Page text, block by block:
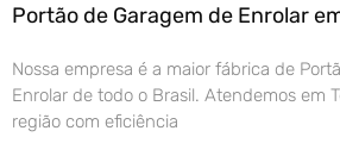
Portão de Garagem de Enrolar
Nossa empresa é a maior fábrica de
Enrolar de todo o Brasil. Atendemos em
região com eficiência